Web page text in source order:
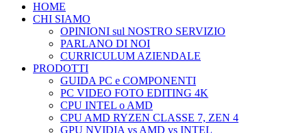
HOME
CHI SIAMO
OPINIONI sul NOSTRO SERVIZIO
PARLANO DI NOI
CURRICULUM AZIENDALE
PRODOTTI
GUIDA PC e COMPONENTI
PC VIDEO FOTO EDITING 4K
CPU INTEL o AMD
CPU AMD RYZEN CLASSE 7, ZEN 4
GPU NVIDIA vs AMD vs INTEL